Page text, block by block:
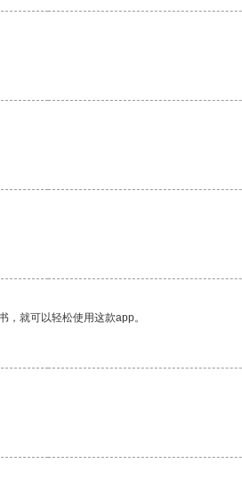
就可以轻松使用这款app。